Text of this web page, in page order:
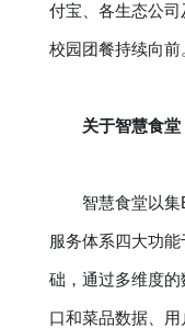
付宝、各生态公
校园团餐持续向前
关于智慧食堂
智慧食堂以集
服务体系四大功
础，通过多维度
口和菜品数据、